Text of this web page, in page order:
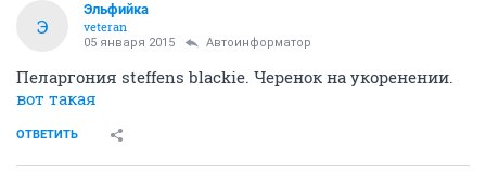
Э
Эльфийка
veteran
05 января 2015 Автоинформатор
Пеларгония steffens blackie. Черенок на укоренении.
вот такая
ОТВЕТИТЬ